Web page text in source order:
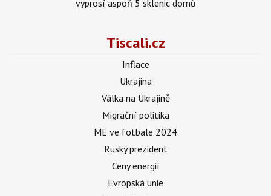
vyprosí aspoň 5 sklenic domů
Tiscali.cz
Inflace
Ukrajina
Válka na Ukrajině
Migrační politika
ME ve fotbale 2024
Ruský prezident
Ceny energií
Evropská unie